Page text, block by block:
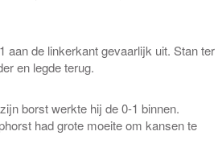
aan de linkerkant gevaarlijk uit. Stan ter
en legde terug.
borst werkte hij de 0-1 binnen.
had grote moeite om kansen te